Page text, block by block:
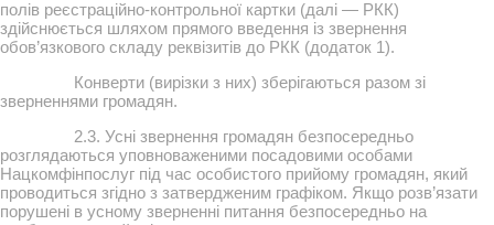
полів реєстраційно-контрольної картки (далі — РКК)
здійснюється шляхом прямого введення із звернення
обов’язкового складу реквізитів до РКК (додаток 1).
Конверти (вирізки з них) зберігаються разом зі
зверненнями громадян.
2.3. Усні звернення громадян безпосередньо
розглядаються уповноваженими посадовими особами
Нацкомфінпослуг під час особистого прийому громадян, який
проводиться згідно з затвердженим графіком. Якщо розв’язати
порушені в усному зверненні питання безпосередньо на